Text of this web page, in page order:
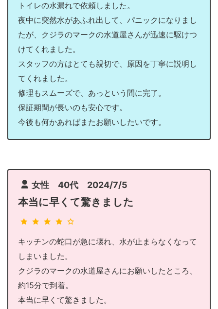
トイレの水漏れで依頼しました。
夜中に突然水があふれ出して、パニックになりまし
たが、クジラのマークの水道屋さんが迅速に駆けつ
けてくれました。
スタッフの方はとても親切で、原因を丁寧に説明し
てくれました。
修理もスムーズで、あっという間に完了。
保証期間が長いのも安心です。
今後も何かあればまたお願いしたいです。
女性 40代 2024/7/5
本当に早くて驚きました
キッチンの蛇口が急に壊れ、水が止まらなくなって
しまいました。
クジラのマークの水道屋さんにお願いしたところ、
約15分で到着。
本当に早くて驚きました。